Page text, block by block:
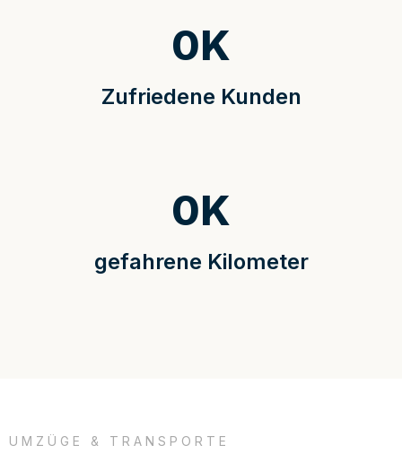
Zufriedene Kunden
0K
gefahrene Kilometer
0K
UMZÜGE & TRANSPORTE